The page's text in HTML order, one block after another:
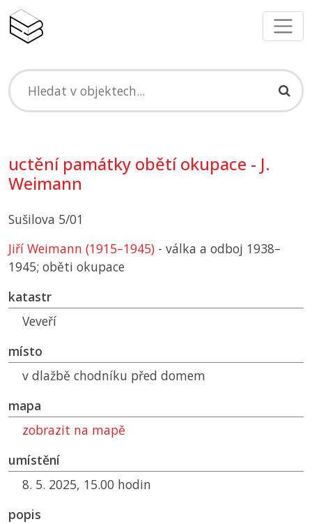
uctění památky obětí okupace - J.
Weimann
Sušilova 5/01
Jiří Weimann (1915–1945) - válka a odboj 1938–
1945; oběti okupace
katastr
Veveří
místo
v dlažbě chodníku před domem
mapa
zobrazit na mapě
umístění
8. 5. 2025, 15.00 hodin
popis